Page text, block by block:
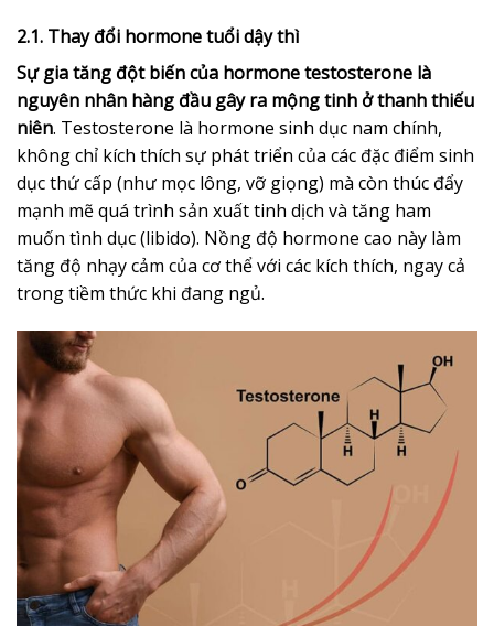
2.1. Thay đổi hormone tuổi dậy thì
Sự gia tăng đột biến của hormone testosterone là
nguyên nhân hàng đầu gây ra mộng tinh ở thanh thiếu
niên. Testosterone là hormone sinh dục nam chính,
không chỉ kích thích sự phát triển của các đặc điểm sinh
dục thứ cấp (như mọc lông, vỡ giọng) mà còn thúc đẩy
mạnh mẽ quá trình sản xuất tinh dịch và tăng ham
muốn tình dục (libido). Nồng độ hormone cao này làm
tăng độ nhạy cảm của cơ thể với các kích thích, ngay cả
trong tiềm thức khi đang ngủ.